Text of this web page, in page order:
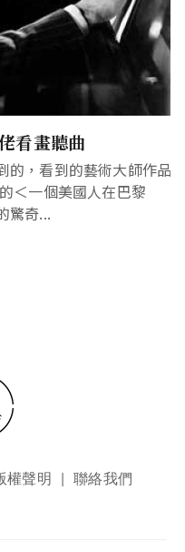
看畫聽曲
的，看到的藝術大師作品
＜一個美國人在巴黎
驚奇...
權聲明 聯絡我們